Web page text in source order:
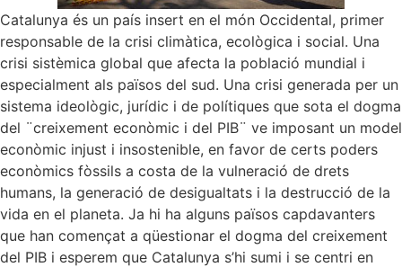
Catalunya és un país insert en el món Occidental, primer
responsable de la crisi climàtica, ecològica i social. Una
crisi sistèmica global que afecta la població mundial i
especialment als països del sud. Una crisi generada per un
sistema ideològic, jurídic i de polítiques que sota el dogma
del ¨creixement econòmic i del PIB¨ ve imposant un model
econòmic injust i insostenible, en favor de certs poders
econòmics fòssils a costa de la vulneració de drets
humans, la generació de desigualtats i la destrucció de la
vida en el planeta. Ja hi ha alguns països capdavanters
que han començat a qüestionar el dogma del creixement
del PIB i esperem que Catalunya s’hi sumi i se centri en